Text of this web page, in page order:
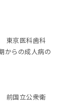
東京医科歯科
からの成人病の
前国立公衆衛